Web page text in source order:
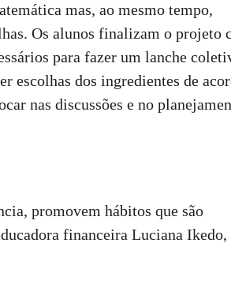
mas, ao mesmo tempo,
Os alunos finalizam o projeto
para fazer um lanche
escolhas dos ingredientes de
nas discussões e no
promovem hábitos que são
financeira Luciana Ikedo,